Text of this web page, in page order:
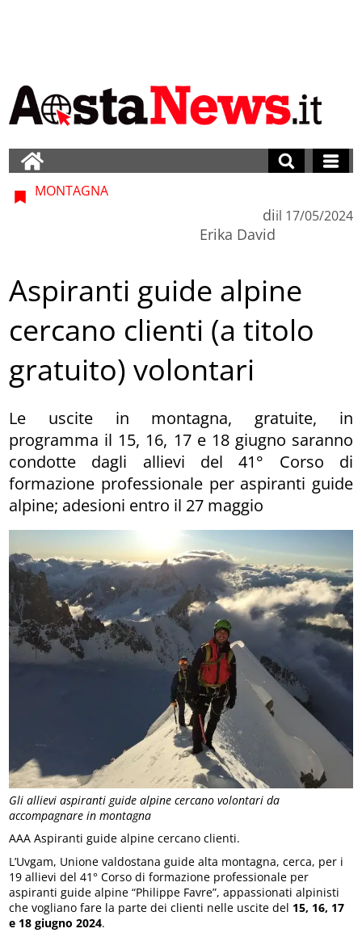
Gli allievi aspiranti guide alpine cercano volontari da
accompagnare in montagna
MONTAGNA
di
Erika David
il 17/05/2024
Aspiranti guide alpine
cercano clienti (a titolo
gratuito) volontari
Le uscite in montagna, gratuite, in
programma il 15, 16, 17 e 18 giugno saranno
condotte dagli allievi del 41° Corso di
formazione professionale per aspiranti guide
alpine; adesioni entro il 27 maggio
AAA Aspiranti guide alpine cercano clienti.
L’Uvgam, Unione valdostana guide alta montagna, cerca, per i
19 allievi del 41° Corso di formazione professionale per
aspiranti guide alpine “Philippe Favre”, appassionati alpinisti
che vogliano fare la parte dei clienti nelle uscite del 15, 16, 17
e 18 giugno 2024.